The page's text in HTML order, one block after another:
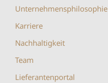
Unternehmensphilosophie
Karriere
Nachhaltigkeit
Team
Lieferantenportal